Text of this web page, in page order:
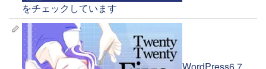
をチェックしています
WordPress6.7